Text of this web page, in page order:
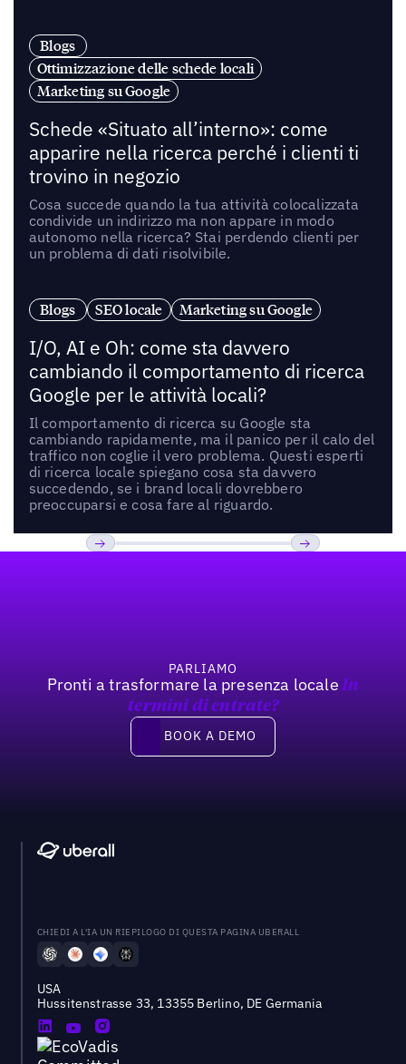
Blogs
Ottimizzazione delle schede locali
Marketing su Google
Schede «Situato all’interno»: come
apparire nella ricerca perché i clienti ti
trovino in negozio
Cosa succede quando la tua attività colocalizzata
condivide un indirizzo ma non appare in modo
autonomo nella ricerca? Stai perdendo clienti per
un problema di dati risolvibile.
Blogs SEO locale Marketing su Google
I/O, AI e Oh: come sta davvero
cambiando il comportamento di ricerca
Google per le attività locali?
Il comportamento di ricerca su Google sta
cambiando rapidamente, ma il panico per il calo del
traffico non coglie il vero problema. Questi esperti
di ricerca locale spiegano cosa sta davvero
succedendo, se i brand locali dovrebbero
preoccuparsi e cosa fare al riguardo.
PARLIAMO
Pronti a trasformare la presenza locale In
termini di entrate?
Book a demo
BOOK A DEMO
CHIEDI A L'IA UN RIEPILOGO DI QUESTA PAGINA UBERALL
USA
Hussitenstrasse 33, 13355 Berlino, DE Germania